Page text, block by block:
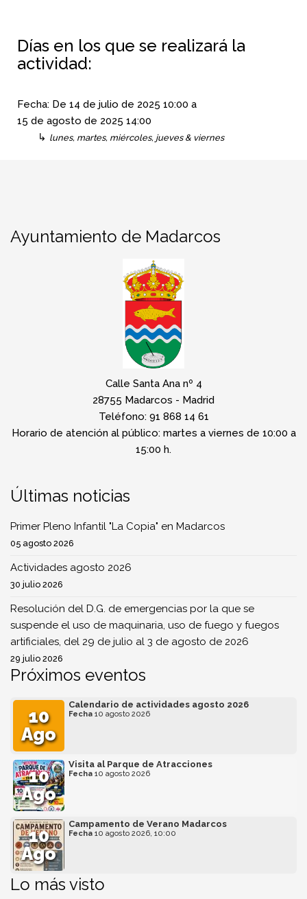
Días en los que se realizará la
actividad:
Fecha: De 14 de julio de 2025 10:00 a
15 de agosto de 2025 14:00
↳ lunes, martes, miércoles, jueves & viernes
Ayuntamiento de Madarcos
Calle Santa Ana nº 4
28755 Madarcos - Madrid
Teléfono: 91 868 14 61
Horario de atención al público: martes a viernes de 10:00 a
15:00 h.
Últimas noticias
Primer Pleno Infantil "La Copia" en Madarcos
05 agosto 2026
Actividades agosto 2026
30 julio 2026
Resolución del D.G. de emergencias por la que se
suspende el uso de maquinaria, uso de fuego y fuegos
artificiales, del 29 de julio al 3 de agosto de 2026
29 julio 2026
Próximos eventos
10
Ago
Calendario de actividades agosto 2026
Fecha 10 agosto 2026
10
Ago
Visita al Parque de Atracciones
Fecha 10 agosto 2026
10
Ago
Campamento de Verano Madarcos
Fecha 10 agosto 2026, 10:00
Lo más visto